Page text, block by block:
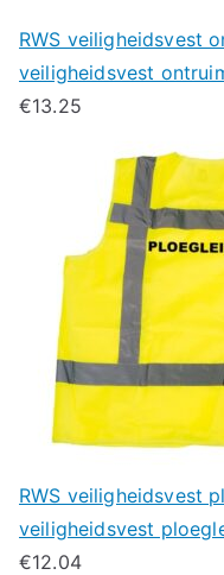
RWS veiligheidsvest
veiligheidsvest
€13.25
RWS veiligheidsvest
veiligheidsvest
€12.04